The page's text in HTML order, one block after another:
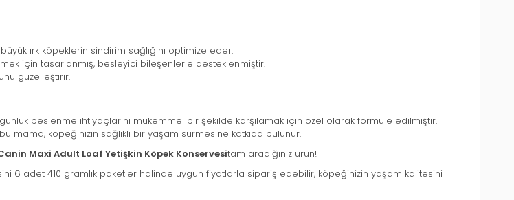
ırk köpeklerin sindirim sağlığını optimize eder.
için tasarlanmış, besleyici bileşenlerle desteklenmiştir.
güzelleştirir.
beslenme ihtiyaçlarını mükemmel bir şekilde karşılamak için özel olarak formüle edilmiştir.
mama, köpeğinizin sağlıklı bir yaşam sürmesine katkıda bulunur.
Maxi Adult Loaf Yetişkin Köpek Konservesitam aradığınız ürün!
6 adet 410 gramlık paketler halinde uygun fiyatlarla sipariş edebilir, köpeğinizin yaşam kalitesini